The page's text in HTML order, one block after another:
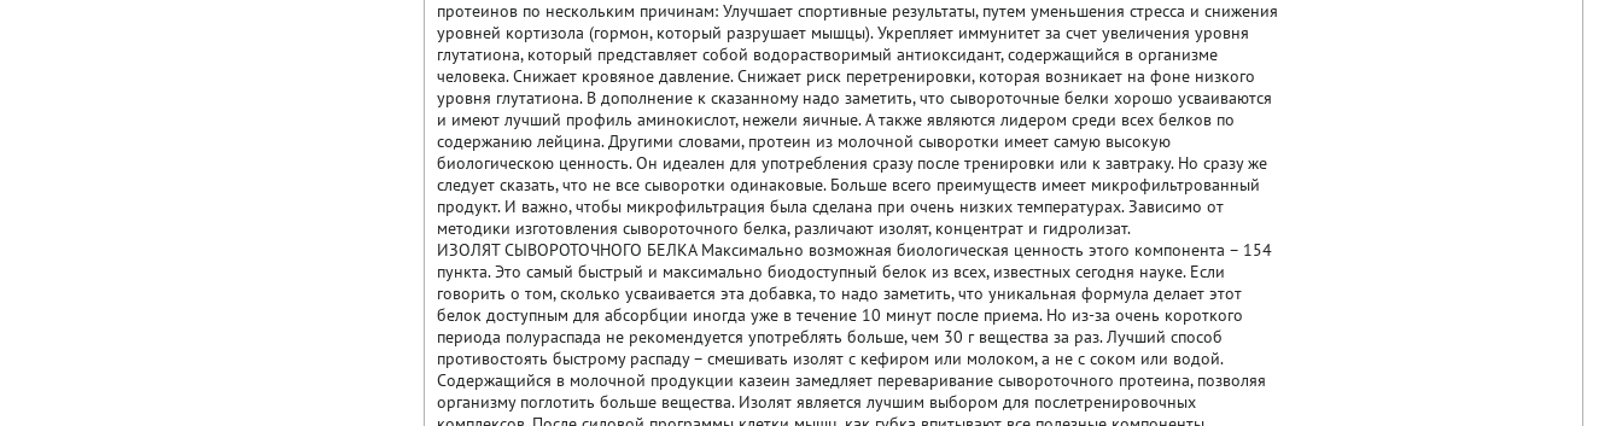
протеинов по нескольким причинам: Улучшает спортивные результаты, путем уменьшения стресса и снижения
уровней кортизола (гормон, который разрушает мышцы). Укрепляет иммунитет за счет увеличения уровня
глутатиона, который представляет собой водорастворимый антиоксидант, содержащийся в организме
человека. Снижает кровяное давление. Снижает риск перетренировки, которая возникает на фоне низкого
уровня глутатиона. В дополнение к сказанному надо заметить, что сывороточные белки хорошо усваиваются
и имеют лучший профиль аминокислот, нежели яичные. А также являются лидером среди всех белков по
содержанию лейцина. Другими словами, протеин из молочной сыворотки имеет самую высокую
биологическою ценность. Он идеален для употребления сразу после тренировки или к завтраку. Но сразу же
следует сказать, что не все сыворотки одинаковые. Больше всего преимуществ имеет микрофильтрованный
продукт. И важно, чтобы микрофильтрация была сделана при очень низких температурах. Зависимо от
методики изготовления сывороточного белка, различают изолят, концентрат и гидролизат.
ИЗОЛЯТ СЫВОРОТОЧНОГО БЕЛКА Максимально возможная биологическая ценность этого компонента – 154
пункта. Это самый быстрый и максимально биодоступный белок из всех, известных сегодня науке. Если
говорить о том, сколько усваивается эта добавка, то надо заметить, что уникальная формула делает этот
белок доступным для абсорбции иногда уже в течение 10 минут после приема. Но из-за очень короткого
периода полураспада не рекомендуется употреблять больше, чем 30 г вещества за раз. Лучший способ
противостоять быстрому распаду – смешивать изолят с кефиром или молоком, а не с соком или водой.
Содержащийся в молочной продукции казеин замедляет переваривание сывороточного протеина, позволяя
организму поглотить больше вещества. Изолят является лучшим выбором для послетренировочных